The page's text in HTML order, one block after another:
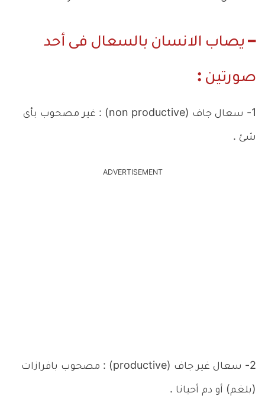
– يصاب الانسان بالسعال فى أحد
صورتين :
1- سعال جاف (non productive) : غير مصحوب بأى
شئ .
ADVERTISEMENT
2- سعال غير جاف (productive) : مصحوب بافرازات
(بلغم) أو دم أحيانا .